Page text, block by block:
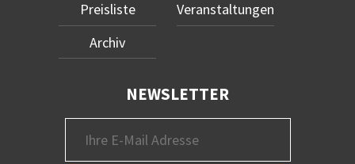
Preisliste
Archiv
Veranstaltungen
NEWSLETTER